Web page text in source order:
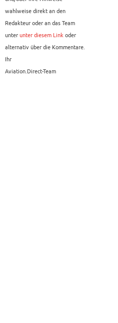
wahlweise direkt an den
Redakteur oder an das Team
unterunter diesem Link oder
alternativ über die Kommentare.
Ihr
Aviation.Direct-Team